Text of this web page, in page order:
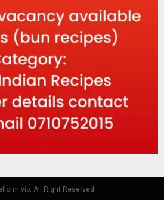
All Right Reserved.